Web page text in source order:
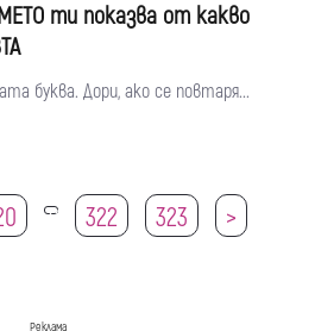
ти показва от какво
буква. Дори, ако се повтаря...
321 322 323
>
Реклама